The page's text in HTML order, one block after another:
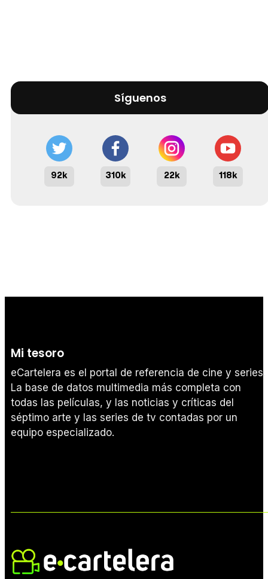
Síguenos
92k 310k 22k 118k
Mi tesoro
eCartelera es el portal de referencia de cine y series.
La base de datos multimedia más completa con
todas las películas, y las noticias y críticas del
séptimo arte y las series de tv contadas por un
equipo especializado.